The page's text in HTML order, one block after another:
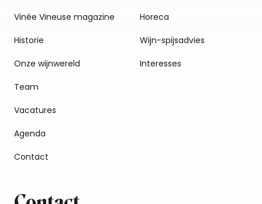
Vinée Vineuse magazine
Historie
Onze wijnwereld
Team
Vacatures
Agenda
Contact
Horeca
Wijn-spijsadvies
Interesses